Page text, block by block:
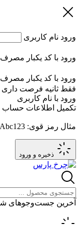
ورود نام کاربری
ورود با کد یکبار مصرف
ورود با کد یکبار مصرف
فقط ثانیه فرصت داری
ورود با نام کاربری
تکمیل اطلاعات حساب
مثال رمز قوی: Abc123!@
ذخیره و ورود
آخرین جست‌وجوهای